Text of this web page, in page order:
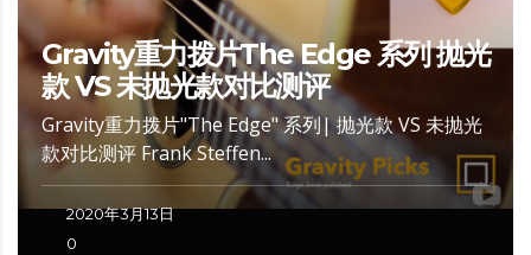
Gravity重力拨片The Edge 系列 抛光
款 VS 未抛光款对比测评
Gravity重力拨片"The Edge" 系列| 抛光款 VS 未抛光
款对比测评 Frank Steffen...
2020年3月13日
0